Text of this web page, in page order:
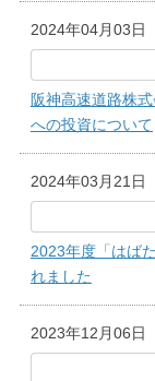
2024年04月03日
阪神高速道路株
への投資について
2024年03月21日
2023年度「はば
れました
2023年12月06日